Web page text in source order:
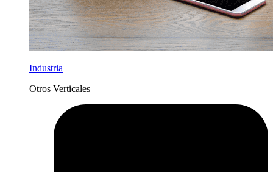
Industria
Otros Verticales